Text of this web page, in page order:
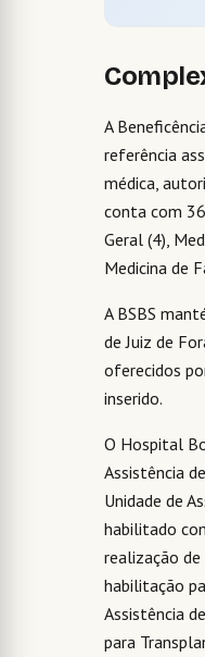
A
referência
médica,
conta com
Geral (4),
Medicina de
A BSBS
de Juiz de
oferecidos
inserido.
O Hospital
Assistência
Unidade de
habilitado
realização
habilitação
Assistência
para